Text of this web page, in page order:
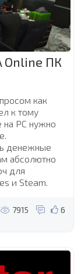
Online ПК
как
к тому
на PC нужно
денежные
абсолютно
для
и Steam.
6
7915